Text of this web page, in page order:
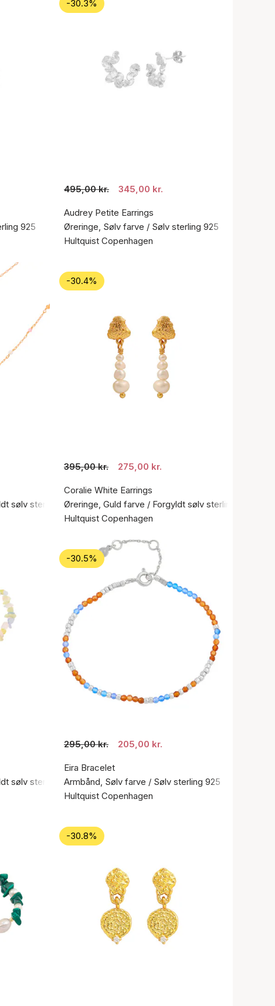
925
-30.3%
495,00 kr. 345,00 kr.
Audrey Petite Earrings
Øreringe, Sølv farve / Sølv sterling 925
Hultquist Copenhagen
sølv sterling 925
-30.4%
395,00 kr. 275,00 kr.
Coralie White Earrings
Øreringe, Guld farve / Forgyldt sølv sterling 925
Hultquist Copenhagen
sølv sterling 925
-30.5%
295,00 kr. 205,00 kr.
Eira Bracelet
Armbånd, Sølv farve / Sølv sterling 925
Hultquist Copenhagen
-30.8%